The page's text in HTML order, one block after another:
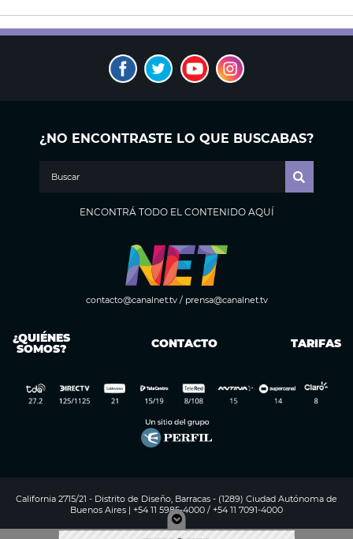
¿NO ENCONTRASTE LO QUE BUSCABAS?
ENCONTRÁ TODO EL CONTENIDO AQUÍ
contacto@canalnet.tv/ prensa@canalnet.tv
¿QUIÉNES
SOMOS? CONTACTO TARIFAS
California 2715/21 - Distrito de Diseño, Barracas - (1289) Ciudad Autónoma de
Buenos Aires | +54 11 5985-4000 / +54 11 7091-4000